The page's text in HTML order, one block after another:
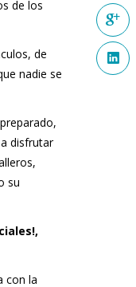
de los
de
nadie se
disfrutar
su
con la